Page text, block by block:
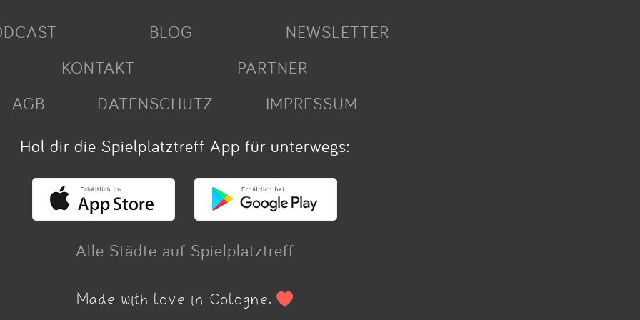
BLOG
NEWSLETTER
KONTAKT
PARTNER
AGB
DATENSCHUTZ
IMPRESSUM
Hol dir die Spielplatztreff App für unterwegs:
Alle Städte auf Spielplatztreff
Made with love in Cologne.